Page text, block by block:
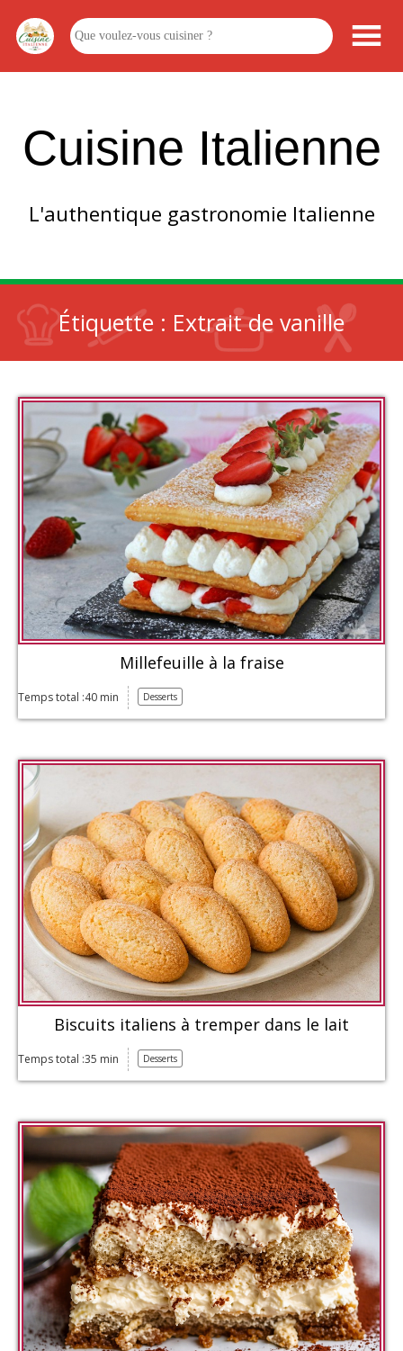
Cuisine Italienne
L'authentique gastronomie Italienne
Étiquette : Extrait de vanille
Millefeuille à la fraise
Temps total :40 min Desserts
Biscuits italiens à tremper dans le lait
Temps total :35 min Desserts